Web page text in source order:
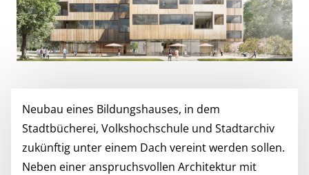
Neubau eines Bildungshauses, in dem
Stadtbücherei, Volkshochschule und Stadtarchiv
zukünftig unter einem Dach vereint werden sollen.
Neben einer anspruchsvollen Architektur mit